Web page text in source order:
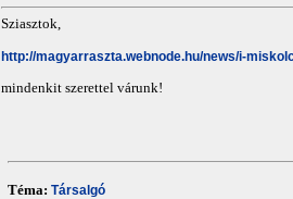
Sziasztok,
http://magyarraszta.webnode.hu/news/i-
mindenkit szerettel várunk!
Téma: Társalgó